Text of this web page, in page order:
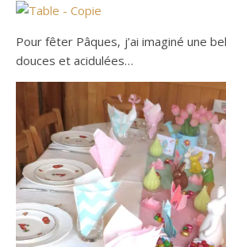
Pour fêter Pâques, j’ai imaginé une
douces et acidulées…